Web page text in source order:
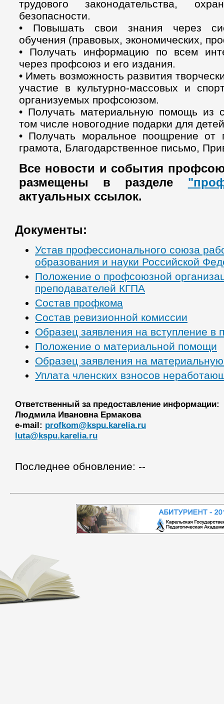
трудового законодательства,
безопасности.
• Повышать свои знания через
обучения (правовых, экономических,
• Получать информацию по всем
через профсоюз и его издания.
• Иметь возможность развития
участие в культурно-массовых и
организуемых профсоюзом.
• Получать материальную помощь из
том числе новогодние подарки для
• Получать моральное поощрение от
грамота, Благодарственное письмо,
Все новости и события
размещены в разделе
актуальных ссылок.
Документы:
Устав профессионального союза
образования и науки Российской
Положение о профсоюзной
преподавателей КГПА
Состав профкома
Состав ревизионной комиссии
Образец заявления на вступление в
Положение о материальной помощи
Образец заявления на
Уплата членских взносов
Ответственный за предоставление информации:
Людмила Ивановна Ермакова
e-mail: profkom@kspu.karelia.ru
luta@kspu.karelia.ru
Последнее обновление: --